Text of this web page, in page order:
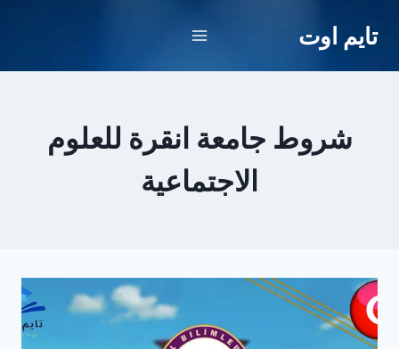
تايم اوت
شروط جامعة انقرة للعلوم
الاجتماعية